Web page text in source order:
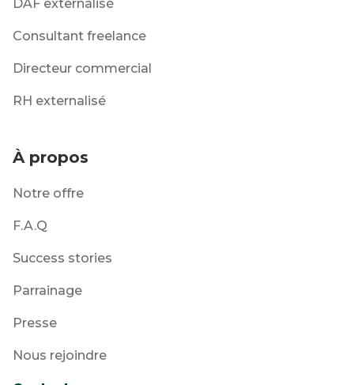
DAF externalisé
Consultant freelance
Directeur commercial
RH externalisé
À propos
Notre offre
F.A.Q
Success stories
Parrainage
Presse
Nous rejoindre